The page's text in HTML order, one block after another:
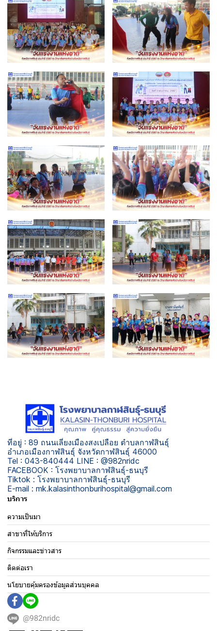
ที่อยู่ : 89 ถนนเลี่ยงเมืองสงเปลือย ตำบลกาฬสินธุ์
อำเภอเมืองกาฬสินธุ์ จังหวัดกาฬสินธุ์ 46000
Tel : 043-840444 LINE : @982nridc
FACEBOOK : โรงพยาบาลกาฬสินธุ์-ธนบุรี
Tiktok : โรงพยาบาลกาฬสินธุ์-ธนบุรี
E-mail : mk.kalasinthonburihospital@gmail.com
บริการ
ความเป็นมา
สาขาที่ให้บริการ
กิจกรรมและข่าวสาร
ติดต่อเรา
นโยบายคุ้มครองข้อมูลส่วนบุคคล
@982nridc